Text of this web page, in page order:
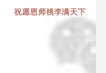
祝愿恩师桃李满天下